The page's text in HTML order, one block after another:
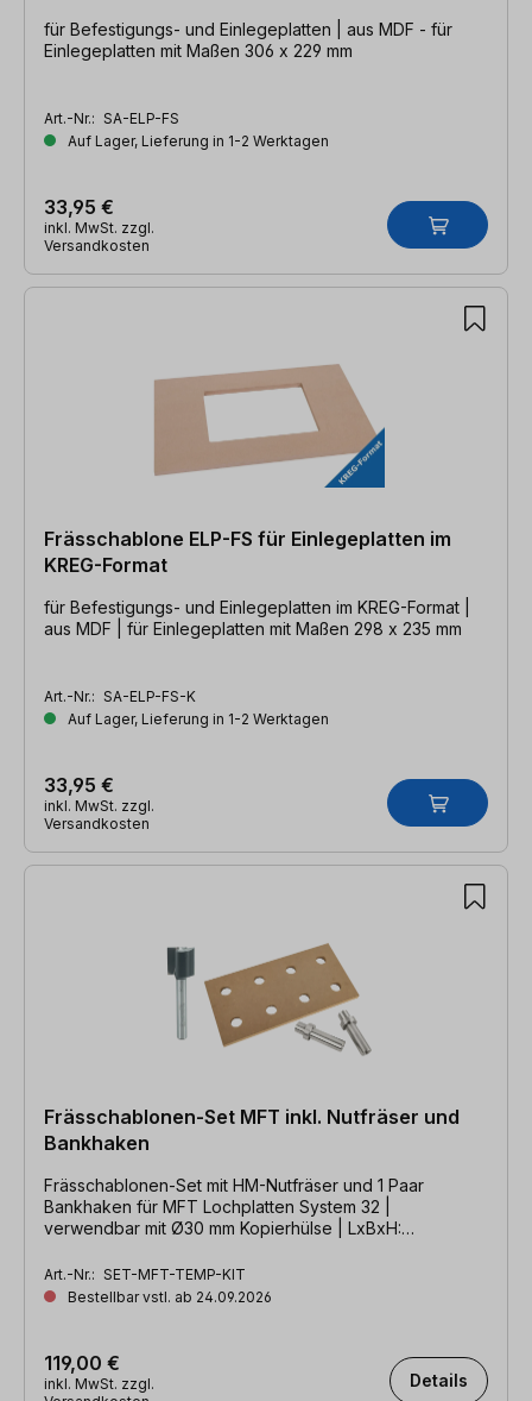
für Befestigungs- und Einlegeplatten | aus MDF - für
Einlegeplatten mit Maßen 306 x 229 mm
Art.-Nr.: SA-ELP-FS
Auf Lager, Lieferung in 1-2 Werktagen
33,95 €
inkl. MwSt. zzgl.
Versandkosten
Frässchablone ELP-FS für Einlegeplatten im
KREG-Format
für Befestigungs- und Einlegeplatten im KREG-Format |
aus MDF | für Einlegeplatten mit Maßen 298 x 235 mm
Art.-Nr.: SA-ELP-FS-K
Auf Lager, Lieferung in 1-2 Werktagen
33,95 €
inkl. MwSt. zzgl.
Versandkosten
Frässchablonen-Set MFT inkl. Nutfräser und
Bankhaken
Frässchablonen-Set mit HM-Nutfräser und 1 Paar
Bankhaken für MFT Lochplatten System 32 |
verwendbar mit Ø30 mm Kopierhülse | LxBxH:
Art.-Nr.: SET-MFT-TEMP-KIT
Bestellbar vstl. ab 24.09.2026
119,00 €
inkl. MwSt. zzgl.
Details